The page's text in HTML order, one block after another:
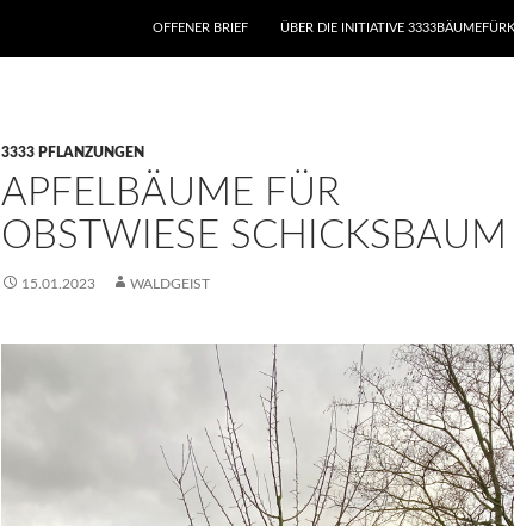
OFFENER BRIEF
ÜBER DIE INITIATIVE
3333 PFLANZUNGEN
APFELBÄUME FÜR
OBSTWIESE SCHICKSBAUM
15.01.2023 WALDGEIST